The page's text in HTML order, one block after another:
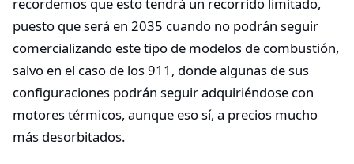
puesto que será en 2035 cuando no podrán seguir
comercializando este tipo de modelos de combustión,
salvo en el caso de los 911, donde algunas de sus
configuraciones podrán seguir adquiriéndose con
motores térmicos, aunque eso sí, a precios mucho
más desorbitados.